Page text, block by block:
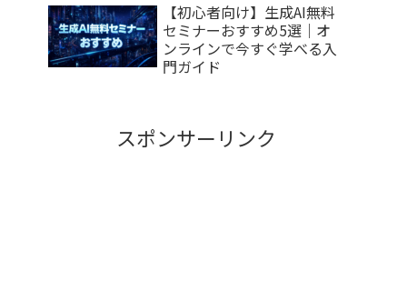
【初心者向け】生成AI無料
セミナーおすすめ5選｜オ
ンラインで今すぐ学べる入
門ガイド
スポンサーリンク